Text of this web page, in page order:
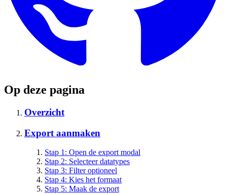
Op deze pagina
Overzicht
Export aanmaken
Stap 1: Open de export modal
Stap 2: Selecteer datatypes
Stap 3: Filter optioneel
Stap 4: Kies het formaat
Stap 5: Maak de export